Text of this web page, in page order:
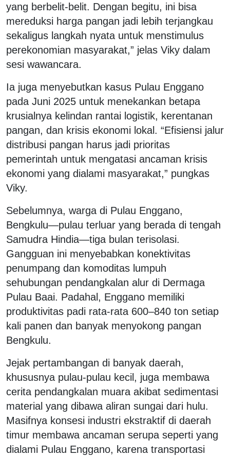
yang berbelit-belit. Dengan begitu, ini bisa
mereduksi harga pangan jadi lebih terjangkau
sekaligus langkah nyata untuk menstimulus
perekonomian masyarakat,” jelas Viky dalam
sesi wawancara.
Ia juga menyebutkan kasus Pulau Enggano
pada Juni 2025 untuk menekankan betapa
krusialnya kelindan rantai logistik, kerentanan
pangan, dan krisis ekonomi lokal. “Efisiensi jalur
distribusi pangan harus jadi prioritas
pemerintah untuk mengatasi ancaman krisis
ekonomi yang dialami masyarakat,” pungkas
Viky.
Sebelumnya, warga di Pulau Enggano,
Bengkulu—pulau terluar yang berada di tengah
Samudra Hindia—tiga bulan terisolasi.
Gangguan ini menyebabkan konektivitas
penumpang dan komoditas lumpuh
sehubungan pendangkalan alur di Dermaga
Pulau Baai. Padahal, Enggano memiliki
produktivitas padi rata-rata 600–840 ton setiap
kali panen dan banyak menyokong pangan
Bengkulu.
Jejak pertambangan di banyak daerah,
khususnya pulau-pulau kecil, juga membawa
cerita pendangkalan muara akibat sedimentasi
material yang dibawa aliran sungai dari hulu.
Masifnya konsesi industri ekstraktif di daerah
timur membawa ancaman serupa seperti yang
dialami Pulau Enggano, karena transportasi